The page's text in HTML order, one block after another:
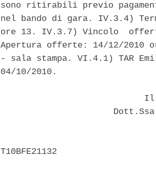
sono ritirabili previo
nel bando di gara. IV.3.4)
ore 13. IV.3.7) Vincolo
Apertura offerte: 14/12/2010
- sala stampa. VI.4.1) TAR
04/10/2010.